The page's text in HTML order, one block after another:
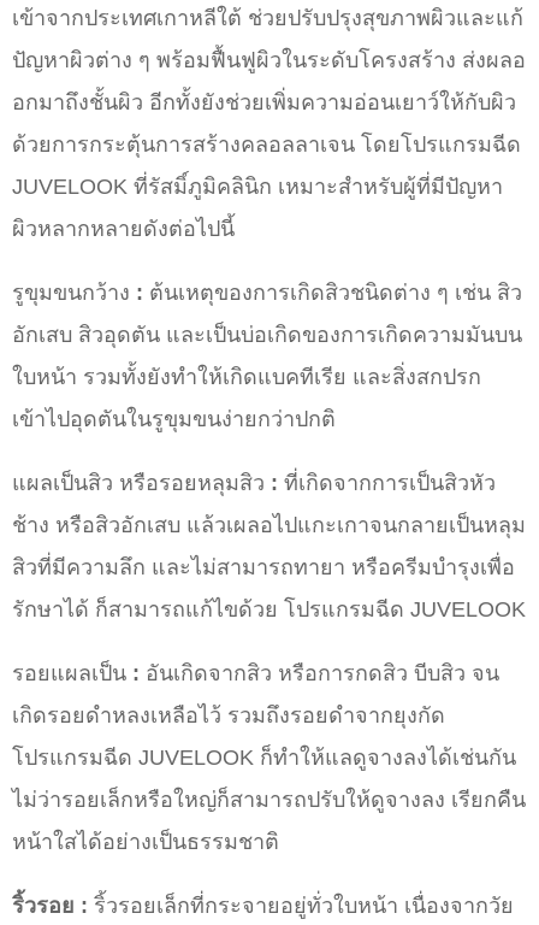
เข้าจากประเทศเกาหลีใต้ ช่วยปรับปรุงสุขภาพผิวและแก้
ปัญหาผิวต่าง ๆ พร้อมฟื้นฟูผิวในระดับโครงสร้าง ส่งผลอ
อกมาถึงชั้นผิว อีกทั้งยังช่วยเพิ่มความอ่อนเยาว์ให้กับผิว
ด้วยการกระตุ้นการสร้างคลอลลาเจน โดยโปรแกรมฉีด
JUVELOOK ที่รัสมิ์ภูมิคลินิก เหมาะสำหรับผู้ที่มีปัญหา
ผิวหลากหลายดังต่อไปนี้
รูขุมขนกว้าง : ต้นเหตุของการเกิดสิวชนิดต่าง ๆ เช่น สิว
อักเสบ สิวอุดตัน และเป็นบ่อเกิดของการเกิดความมันบน
ใบหน้า รวมทั้งยังทำให้เกิดแบคทีเรีย และสิ่งสกปรก
เข้าไปอุดตันในรูขุมขนง่ายกว่าปกติ
แผลเป็นสิว หรือรอยหลุมสิว : ที่เกิดจากการเป็นสิวหัว
ช้าง หรือสิวอักเสบ แล้วเผลอไปแกะเกาจนกลายเป็นหลุม
สิวที่มีความลึก และไม่สามารถทายา หรือครีมบำรุงเพื่อ
รักษาได้ ก็สามารถแก้ไขด้วย โปรแกรมฉีด JUVELOOK
รอยแผลเป็น : อันเกิดจากสิว หรือการกดสิว บีบสิว จน
เกิดรอยดำหลงเหลือไว้ รวมถึงรอยดำจากยุงกัด
โปรแกรมฉีด JUVELOOK ก็ทำให้แลดูจางลงได้เช่นกัน
ไม่ว่ารอยเล็กหรือใหญ่ก็สามารถปรับให้ดูจางลง เรียกคืน
หน้าใสได้อย่างเป็นธรรมชาติ
ริ้วรอย : ริ้วรอยเล็กที่กระจายอยู่ทั่วใบหน้า เนื่องจากวัย